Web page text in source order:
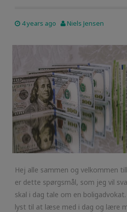
4 years ago Niels Jensen
Hej alle sammen og velkommen
er dette spørgsmål, som jeg vil
skal i dag tale om en
lyst til at læse med i dag og lære